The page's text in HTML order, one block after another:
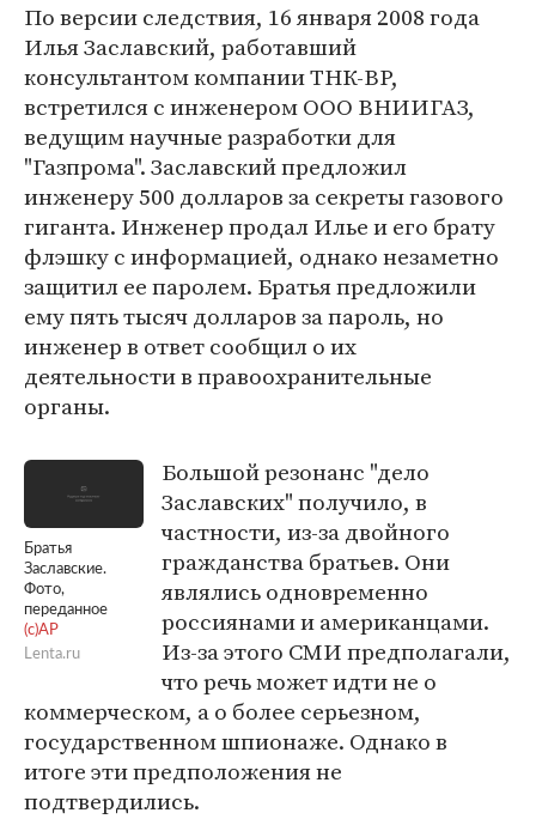
По версии следствия, 16 января 2008 года
Илья Заславский, работавший
консультантом компании ТНК-BP,
встретился с инженером ООО ВНИИГАЗ,
ведущим научные разработки для
"Газпрома". Заславский предложил
инженеру 500 долларов за секреты газового
гиганта. Инженер продал Илье и его брату
флэшку с информацией, однако незаметно
защитил ее паролем. Братья предложили
ему пять тысяч долларов за пароль, но
инженер в ответ сообщил о их
деятельности в правоохранительные
органы.
Братья
Заславские.
Фото,
переданное
(c)AP
Lenta.ru
Большой резонанс "дело
Заславских" получило, в
частности, из-за двойного
гражданства братьев. Они
являлись одновременно
россиянами и американцами.
Из-за этого СМИ предполагали,
что речь может идти не о
коммерческом, а о более серьезном,
государственном шпионаже. Однако в
итоге эти предположения не
подтвердились.